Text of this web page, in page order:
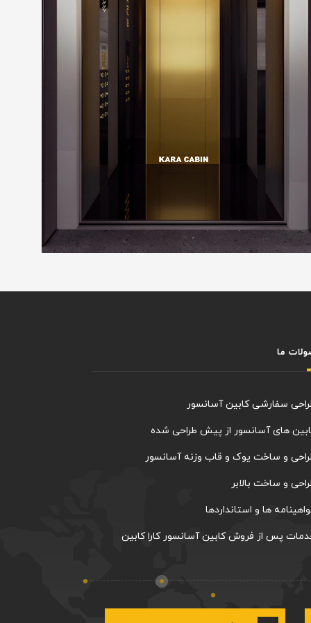
ما
سفارشی کابین آسانسور
های آسانسور از پیش طراحی شده
و ساخت یوک و قاب وزنه آسانسور
و ساخت بالابر
ها و استانداردها
پس از فروش کابین آسانسور کارا کابین